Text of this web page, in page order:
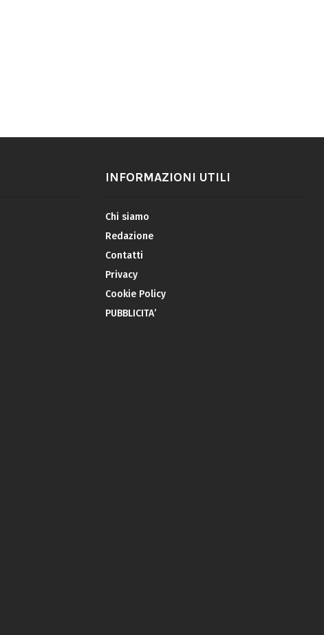
INFORMAZIONI UTILI
Chi siamo
Redazione
Contatti
Privacy
Cookie Policy
PUBBLICITA’